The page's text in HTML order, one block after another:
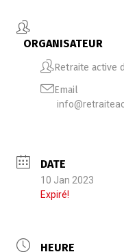
ORGANISATEUR
Retraite active
Email
DATE
10 Jan 2023
Expiré!
HEURE